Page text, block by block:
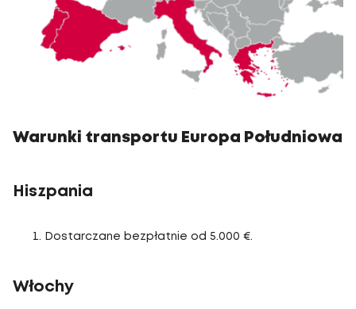
Warunki transportu Europa Południowa
Hiszpania
Dostarczane bezpłatnie od 5.000 €.
Włochy